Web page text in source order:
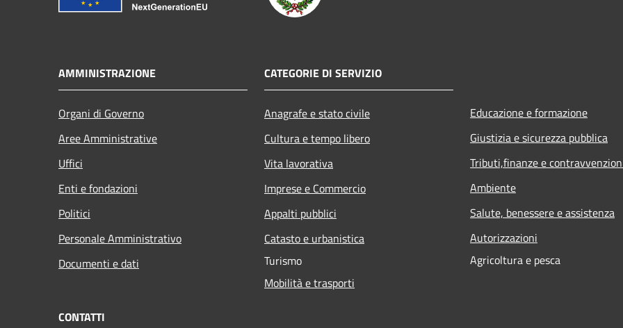
AMMINISTRAZIONE
Organi di Governo
Aree Amministrative
Uffici
Enti e fondazioni
Politici
Personale Amministrativo
Documenti e dati
CATEGORIE DI SERVIZIO
Anagrafe e stato civile
Cultura e tempo libero
Vita lavorativa
Imprese e Commercio
Appalti pubblici
Catasto e urbanistica
Turismo
Mobilità e trasporti
Educazione e formazione
Giustizia e sicurezza pubblica
Tributi,finanze e
Ambiente
Salute, benessere e assistenza
Autorizzazioni
Agricoltura e pesca
CONTATTI